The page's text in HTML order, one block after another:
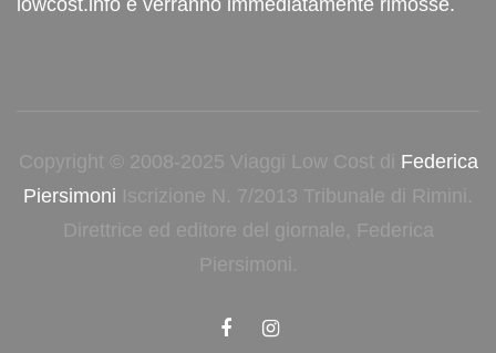
lowcost.info e verranno immediatamente rimosse.
Copyright © 2008-2025 Viaggi Low Cost di Federica
Piersimoni Iscrizione N. 7/2013 Tribunale di Rimini.
Direttrice ed editore del giornale, Federica
Piersimoni.